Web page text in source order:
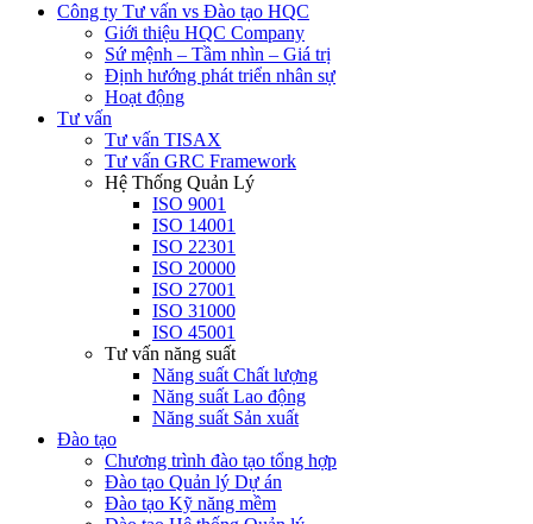
Công ty Tư vấn vs Đào tạo HQC
Giới thiệu HQC Company
Sứ mệnh – Tầm nhìn – Giá trị
Định hướng phát triển nhân sự
Hoạt động
Tư vấn
Tư vấn TISAX
Tư vấn GRC Framework
Hệ Thống Quản Lý
ISO 9001
ISO 14001
ISO 22301
ISO 20000
ISO 27001
ISO 31000
ISO 45001
Tư vấn năng suất
Năng suất Chất lượng
Năng suất Lao động
Năng suất Sản xuất
Đào tạo
Chương trình đào tạo tổng hợp
Đào tạo Quản lý Dự án
Đào tạo Kỹ năng mềm